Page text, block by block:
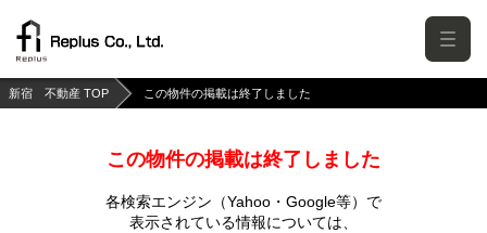
新宿 不動産 TOP この物件の掲載は終了しました
この物件の掲載は終了しました
各検索エンジン（Yahoo・Google等）で
表示されている情報については、